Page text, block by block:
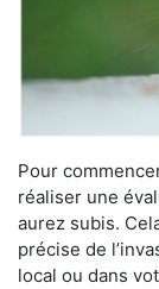
Pour
réaliser une
aurez subis.
précise de
local ou dans